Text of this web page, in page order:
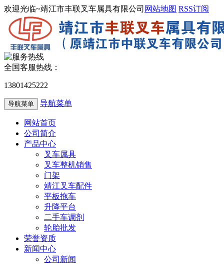
欢迎光临~靖江市丰联叉车属具有限公司 网站地图 RSS订阅
全国客服热线：
13801425222
导航菜单 导航菜单
网站首页
公司简介
产品中心
叉车属具
叉车整机销售
门架
靖江叉车配件
平板拖车
升降平台
二手车调剂
轮胎批发
荣誉资质
新闻中心
公司新闻